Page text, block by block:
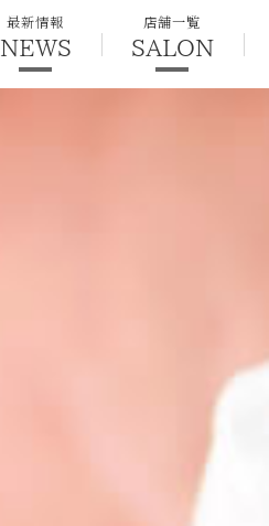
最新情報
NEWS
店舗一覧
SALON